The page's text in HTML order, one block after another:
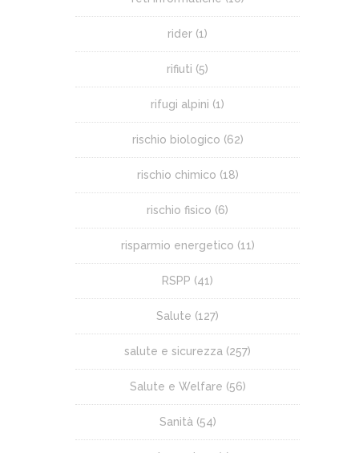
rider (1)
rifiuti (5)
rifugi alpini (1)
rischio biologico (62)
rischio chimico (18)
rischio fisico (6)
risparmio energetico (11)
RSPP (41)
Salute (127)
salute e sicurezza (257)
Salute e Welfare (56)
Sanità (54)